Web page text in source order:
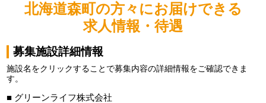
北海道森町の方々にお届けできる
求人情報・待遇
募集施設詳細情報
施設名をクリックすることで募集内容の詳細情報をご確認できま
す。
■ グリーンライフ株式会社